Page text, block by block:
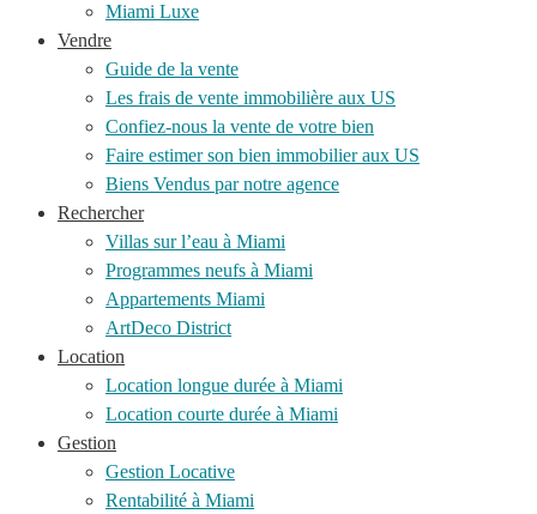
Miami Luxe
Vendre
Guide de la vente
Les frais de vente immobilière aux US
Confiez-nous la vente de votre bien
Faire estimer son bien immobilier aux US
Biens Vendus par notre agence
Rechercher
Villas sur l’eau à Miami
Programmes neufs à Miami
Appartements Miami
ArtDeco District
Location
Location longue durée à Miami
Location courte durée à Miami
Gestion
Gestion Locative
Rentabilité à Miami